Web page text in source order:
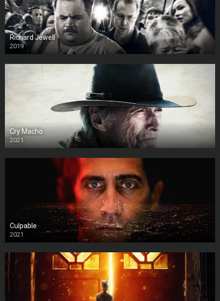
Richard Jewell
2019
Cry Macho
2021
Culpable
2021